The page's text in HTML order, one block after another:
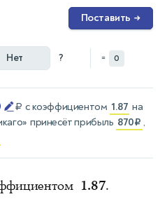
Поставить →
Нет ? = 0
₽ с коэффициентом 1.87 на
принесёт прибыль 870₽ ,
1.87.